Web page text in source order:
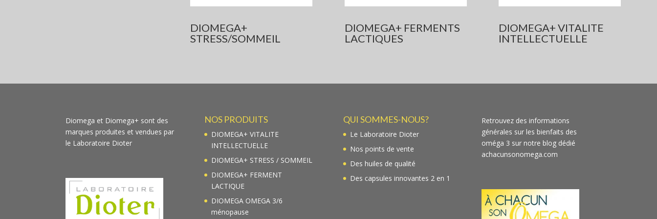
DIOMEGA+
STRESS/SOMMEIL
DIOMEGA+ FERMENTS
LACTIQUES
DIOMEGA+ VITALITE
INTELLECTUELLE
Diomega et Diomega+ sont des
marques produites et vendues par
le Laboratoire Dioter
NOS PRODUITS
DIOMEGA+ VITALITE
INTELLECTUELLE
DIOMEGA+ STRESS / SOMMEIL
DIOMEGA+ FERMENT
LACTIQUE
DIOMEGA OMEGA 3/6
ménopause
QUI SOMMES-NOUS?
Le Laboratoire Dioter
Nos points de vente
Des huiles de qualité
Des capsules innovantes 2 en 1
Retrouvez des informations
générales sur les bienfaits des
oméga 3 sur notre blog dédié
achacunsonomega.com